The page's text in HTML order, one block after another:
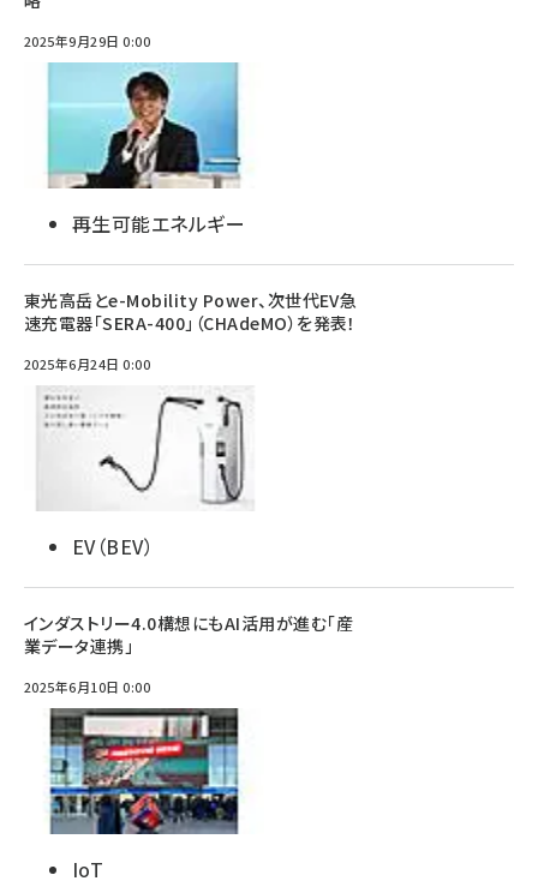
2025年9月29日 0:00
再生可能エネルギー
東光高岳とe-Mobility Power、次世代EV急
速充電器「SERA-400」（CHAdeMO）を発表！
2025年6月24日 0:00
EV（BEV）
インダストリー4.0構想にもAI活用が進む「産
業データ連携」
2025年6月10日 0:00
IoT